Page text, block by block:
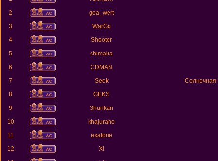
2
goa_wert
3
WarGo
4
Shooter
5
chimaira
6
CDMAN
7
Seek
Солнечная
8
GEKS
9
Shurikan
10
khajuraho
11
exatone
12
Xi